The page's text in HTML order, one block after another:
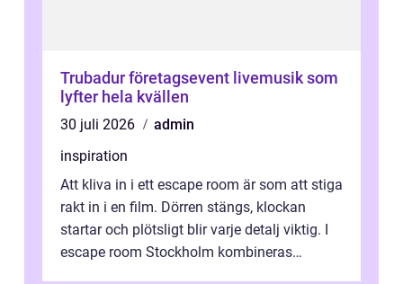
Trubadur företagsevent livemusik som
lyfter hela kvällen
30 juli 2026
admin
inspiration
Att kliva in i ett escape room är som att stiga
rakt in i en film. Dörren stängs, klockan
startar och plötsligt blir varje detalj viktig. I
escape room Stockholm kombineras